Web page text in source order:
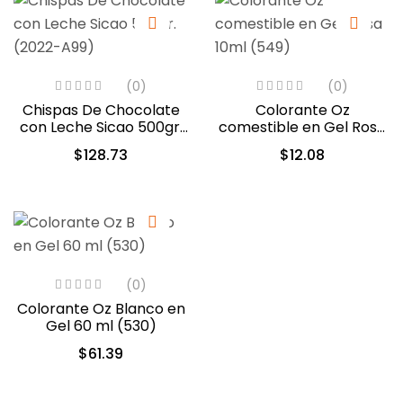
(0)
Chispas De Chocolate
con Leche Sicao 500gr.
(2022-A99)
$128.73
(0)
Colorante Oz
comestible en Gel Rosa
10ml (549)
$12.08
(0)
Colorante Oz Blanco en
Gel 60 ml (530)
$61.39